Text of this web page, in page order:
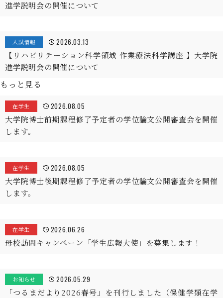
進学説明会の開催について
入試情報 2026.03.13
【リハビリテーション科学領域 作業療法科学講座 】大学院
進学説明会の開催について
もっと見る
在学生 2026.08.05
大学院博士前期課程修了予定者の学位論文公開審査会を開催
します。
在学生 2026.08.05
大学院博士後期課程修了予定者の学位論文公開審査会を開催
します。
在学生 2026.06.26
母校訪問キャンペーン「学生広報大使」を募集します！
お知らせ 2026.05.29
「つるまだより2026春号」を刊行しました（保健学類在学